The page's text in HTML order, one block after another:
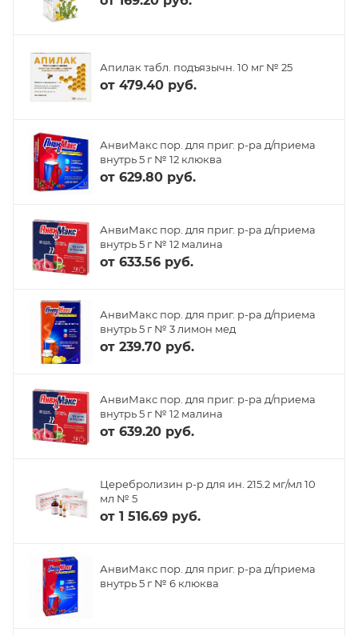
Апилак табл. подъязычн. 10 мг № 25
от 479.40 руб.
АнвиМакс пор. для приг. р-ра д/приема
внутрь 5 г № 12 клюква
от 629.80 руб.
АнвиМакс пор. для приг. р-ра д/приема
внутрь 5 г № 12 малина
от 633.56 руб.
АнвиМакс пор. для приг. р-ра д/приема
внутрь 5 г № 3 лимон мед
от 239.70 руб.
АнвиМакс пор. для приг. р-ра д/приема
внутрь 5 г № 12 малина
от 639.20 руб.
Церебролизин р-р для ин. 215.2 мг/мл 10
мл № 5
от 1 516.69 руб.
АнвиМакс пор. для приг. р-ра д/приема
внутрь 5 г № 6 клюква